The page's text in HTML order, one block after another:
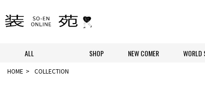
ALL SHOP NEW COMER WORLD
HOME COLLECTION